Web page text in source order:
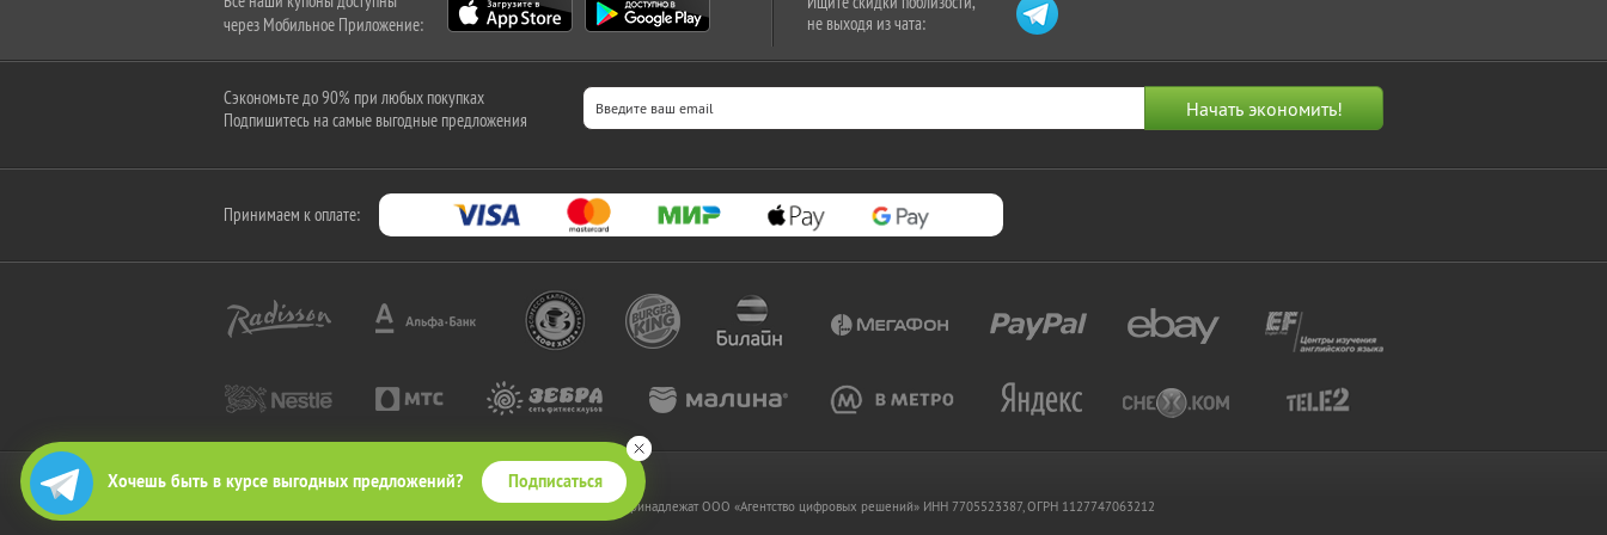
Хочешь быть в курсе выгодных предложений? Подписаться
через Мобильное Приложение:
не выходя из чата:
Сэкономьте до 90% при любых покупках
Подпишитесь на самые выгодные предложения
Принимаем к оплате:
2010-2026 © КупиКупон. Все права защищены.
Все права на товарный знак "КупиКупон" и на сайт www.kupikupon.ru принадлежат OOO «Агентство цифровых решений» ИНН 7705523387, ОГРН 1127747063212